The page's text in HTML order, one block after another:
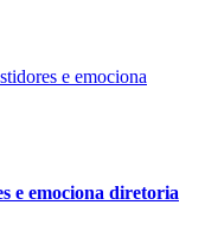
e emociona diretoria